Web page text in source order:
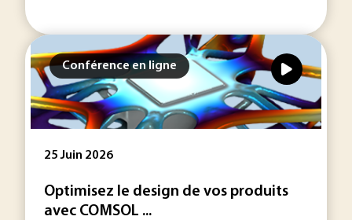
Conférence en ligne
25 Juin 2026
Optimisez le design de vos produits
avec COMSOL ...